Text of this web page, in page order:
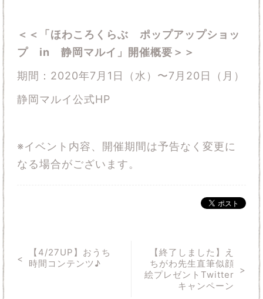
＜＜「ほわころくらぶ ポップアップショッ
プ in 静岡マルイ」開催概要＞＞
期間：2020年7月1日（水）〜7月20日（月）
静岡マルイ公式HP
※イベント内容、開催期間は予告なく変更に
なる場合がございます。
【4/27UP】おうち
時間コンテンツ♪
【終了しました】え
ちがわ先生直筆似顔
絵プレゼントTwitter
キャンペーン